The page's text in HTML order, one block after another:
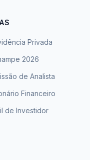
Privada
2026
de Analista
Financeiro
de Investidor